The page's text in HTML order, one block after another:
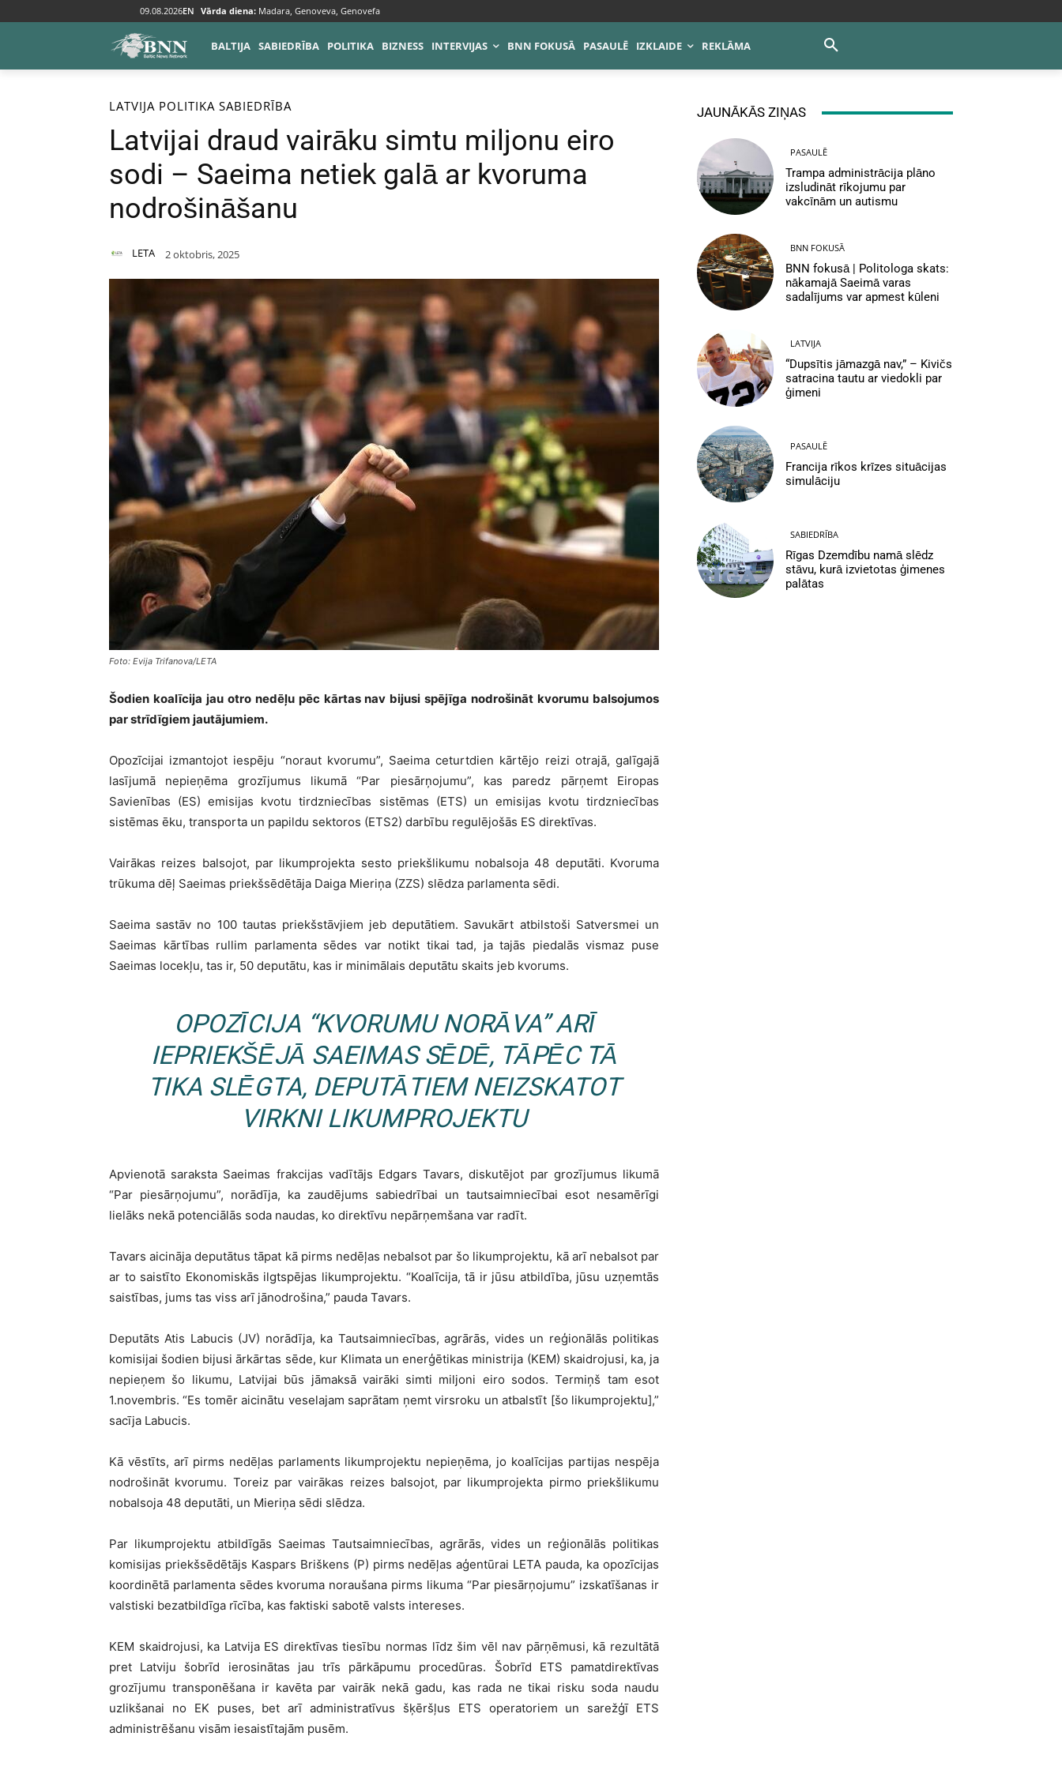
09.08.2026EN Vārda diena: Madara, Genoveva, Genovefa
BALTIJA SABIEDRĪBA POLITIKA BIZNESS INTERVIJAS BNN FOKUSĀ PASAULĒ IZKLAIDE REKLĀMA
Sākums Baltija Latvija
LATVIJA POLITIKA SABIEDRĪBA
Latvijai draud vairāku simtu miljonu eiro
sodi – Saeima netiek galā ar kvoruma
nodrošināšanu
LETA 2 oktobris, 2025
Foto: Evija Trifanova/LETA
Šodien koalīcija jau otro nedēļu pēc kārtas nav bijusi spējīga nodrošināt kvorumu balsojumos
par strīdīgiem jautājumiem.
Opozīcijai izmantojot iespēju “noraut kvorumu”, Saeima ceturtdien kārtējo reizi otrajā, galīgajā
lasījumā nepieņēma grozījumus likumā “Par piesārņojumu”, kas paredz pārņemt Eiropas
Savienības (ES) emisijas kvotu tirdzniecības sistēmas (ETS) un emisijas kvotu tirdzniecības
sistēmas ēku, transporta un papildu sektoros (ETS2) darbību regulējošās ES direktīvas.
Vairākas reizes balsojot, par likumprojekta sesto priekšlikumu nobalsoja 48 deputāti. Kvoruma
trūkuma dēļ Saeimas priekšsēdētāja Daiga Mieriņa (ZZS) slēdza parlamenta sēdi.
Saeima sastāv no 100 tautas priekšstāvjiem jeb deputātiem. Savukārt atbilstoši Satversmei un
Saeimas kārtības rullim parlamenta sēdes var notikt tikai tad, ja tajās piedalās vismaz puse
Saeimas locekļu, tas ir, 50 deputātu, kas ir minimālais deputātu skaits jeb kvorums.
OPOZĪCIJA “KVORUMU NORĀVA” ARĪ
IEPRIEKŠĒJĀ SAEIMAS SĒDĒ, TĀPĒC TĀ
TIKA SLĒGTA, DEPUTĀTIEM NEIZSKATOT
VIRKNI LIKUMPROJEKTU
Apvienotā saraksta Saeimas frakcijas vadītājs Edgars Tavars, diskutējot par grozījumus likumā
“Par piesārņojumu”, norādīja, ka zaudējums sabiedrībai un tautsaimniecībai esot nesamērīgi
lielāks nekā potenciālās soda naudas, ko direktīvu nepārņemšana var radīt.
Tavars aicināja deputātus tāpat kā pirms nedēļas nebalsot par šo likumprojektu, kā arī nebalsot par
ar to saistīto Ekonomiskās ilgtspējas likumprojektu. “Koalīcija, tā ir jūsu atbildība, jūsu uzņemtās
saistības, jums tas viss arī jānodrošina,” pauda Tavars.
Deputāts Atis Labucis (JV) norādīja, ka Tautsaimniecības, agrārās, vides un reģionālās politikas
komisijai šodien bijusi ārkārtas sēde, kur Klimata un enerģētikas ministrija (KEM) skaidrojusi, ka, ja
nepieņem šo likumu, Latvijai būs jāmaksā vairāki simti miljoni eiro sodos. Termiņš tam esot
1.novembris. “Es tomēr aicinātu veselajam saprātam ņemt virsroku un atbalstīt [šo likumprojektu],”
sacīja Labucis.
Kā vēstīts, arī pirms nedēļas parlaments likumprojektu nepieņēma, jo koalīcijas partijas nespēja
nodrošināt kvorumu. Toreiz par vairākas reizes balsojot, par likumprojekta pirmo priekšlikumu
nobalsoja 48 deputāti, un Mieriņa sēdi slēdza.
Par likumprojektu atbildīgās Saeimas Tautsaimniecības, agrārās, vides un reģionālās politikas
komisijas priekšsēdētājs Kaspars Briškens (P) pirms nedēļas aģentūrai LETA pauda, ka opozīcijas
koordinētā parlamenta sēdes kvoruma noraušana pirms likuma “Par piesārņojumu” izskatīšanas ir
valstiski bezatbildīga rīcība, kas faktiski sabotē valsts intereses.
KEM skaidrojusi, ka Latvija ES direktīvas tiesību normas līdz šim vēl nav pārņēmusi, kā rezultātā
pret Latviju šobrīd ierosinātas jau trīs pārkāpumu procedūras. Šobrīd ETS pamatdirektīvas
grozījumu transponēšana ir kavēta par vairāk nekā gadu, kas rada ne tikai risku soda naudu
uzlikšanai no EK puses, bet arī administratīvus šķēršļus ETS operatoriem un sarežģī ETS
administrēšanu visām iesaistītajām pusēm.
JAUNĀKĀS ZIŅAS
PASAULĒ
Trampa administrācija plāno
izsludināt rīkojumu par
vakcīnām un autismu
BNN FOKUSĀ
BNN fokusā | Politologa skats:
nākamajā Saeimā varas
sadalījums var apmest kūleni
LATVIJA
“Dupsītis jāmazgā nav,” – Kivičs
satracina tautu ar viedokli par
ģimeni
PASAULĒ
Francija rīkos krīzes situācijas
simulāciju
SABIEDRĪBA
Rīgas Dzemdību namā slēdz
stāvu, kurā izvietotas ģimenes
palātas